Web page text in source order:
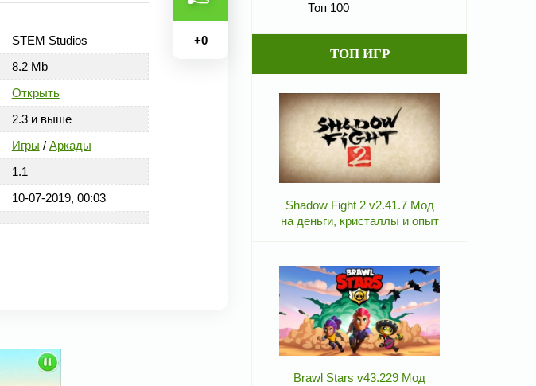
STEM Studios
8.2 Mb
Открыть
2.3 и выше
Игры / Аркады
1.1
10-07-2019, 00:03
+0
Топ 100
ТОП ИГР
Shadow Fight 2 v2.41.7 Мод
на деньги, кристаллы и опыт
Brawl Stars v43.229 Мод